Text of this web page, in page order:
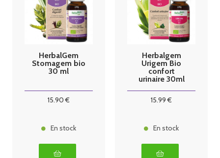
HerbalGem
Stomagem bio
30 ml
15.90 €
En stock
Herbalgem
Urigem Bio
confort
urinaire 30ml
15.99 €
En stock